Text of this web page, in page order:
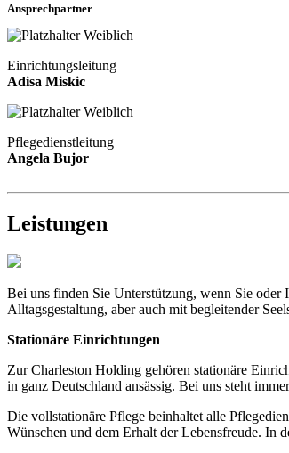
Ansprechpartner
Einrichtungsleitung
Adisa Miskic
Pflegedienstleitung
Angela Bujor
Leistungen
Bei uns finden Sie Unterstützung, wenn Sie oder
Alltagsgestaltung, aber auch mit begleitender
Stationäre Einrichtungen
Zur Charleston Holding gehören stationäre
in ganz Deutschland ansässig. Bei uns steht
Die vollstationäre Pflege beinhaltet alle
Wünschen und dem Erhalt der Lebensfreude. In